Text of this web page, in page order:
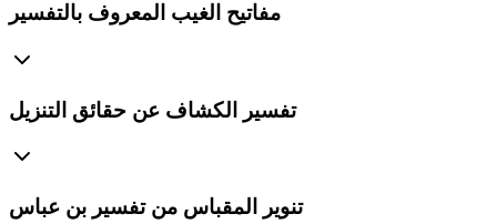
مفاتيح الغيب المعروف بالتفسير
تفسير الكشاف عن حقائق التنزيل
تنوير المقباس من تفسير بن عباس